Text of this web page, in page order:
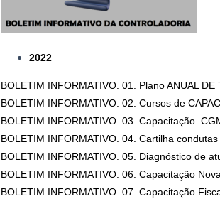
2022
BOLETIM INFORMATIVO. 01. Plano ANUAL
BOLETIM INFORMATIVO. 02. Cursos de
BOLETIM INFORMATIVO. 03. Capacitação.
BOLETIM INFORMATIVO. 04. Cartilha
BOLETIM INFORMATIVO. 05. Diagnóstico de
BOLETIM INFORMATIVO. 06. Capacitação
BOLETIM INFORMATIVO. 07. Capacitação